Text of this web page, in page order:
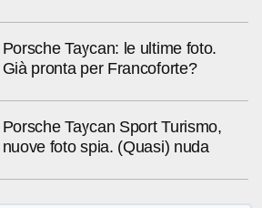
Porsche Taycan: le ultime foto.
Già pronta per Francoforte?
Porsche Taycan Sport Turismo,
nuove foto spia. (Quasi) nuda